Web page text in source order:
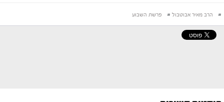
# הרב מאיר אבוטבול # פרשת השבוע